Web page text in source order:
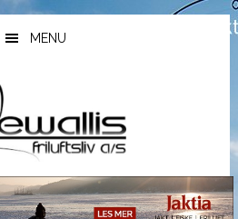
MENU